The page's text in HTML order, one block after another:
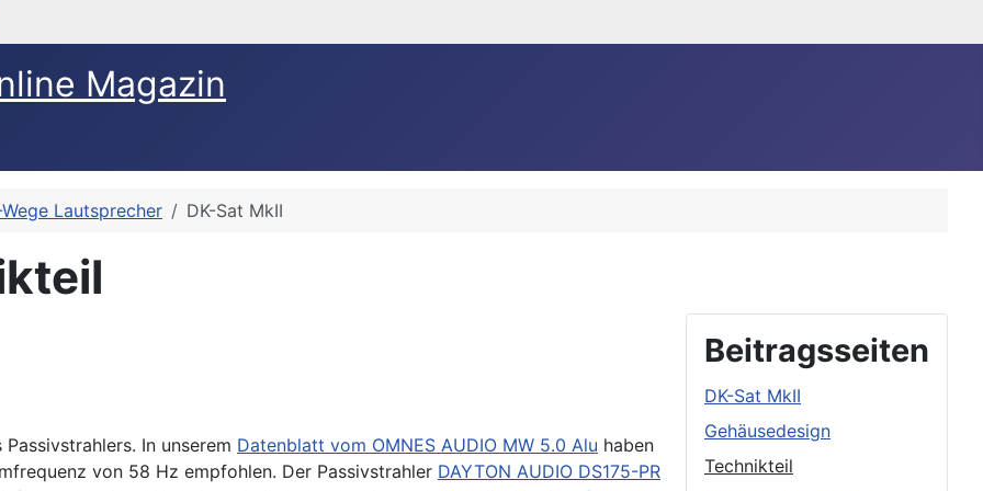
Magazin
Lautsprecher DK-Sat MkII
Beitragsseiten
DK-Sat MkII
Gehäusedesign
Technikteil
In unserem Datenblatt vom OMNES AUDIO MW 5.0 Alu haben
von 58 Hz empfohlen. Der Passivstrahler DAYTON AUDIO DS175-PR